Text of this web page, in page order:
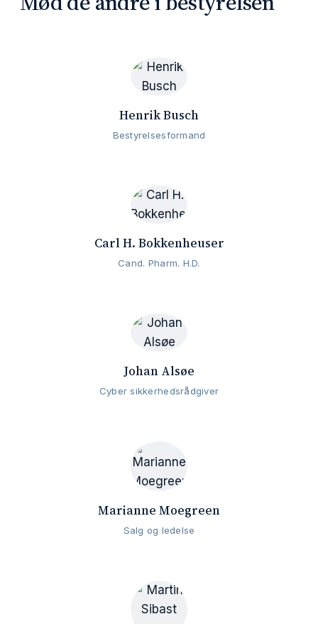
Henrik Busch
Bestyrelsesformand
Carl H. Bokkenheuser
Cand. Pharm. H.D.
Johan Alsøe
Cyber sikkerhedsrådgiver
Marianne Moegreen
Salg og ledelse